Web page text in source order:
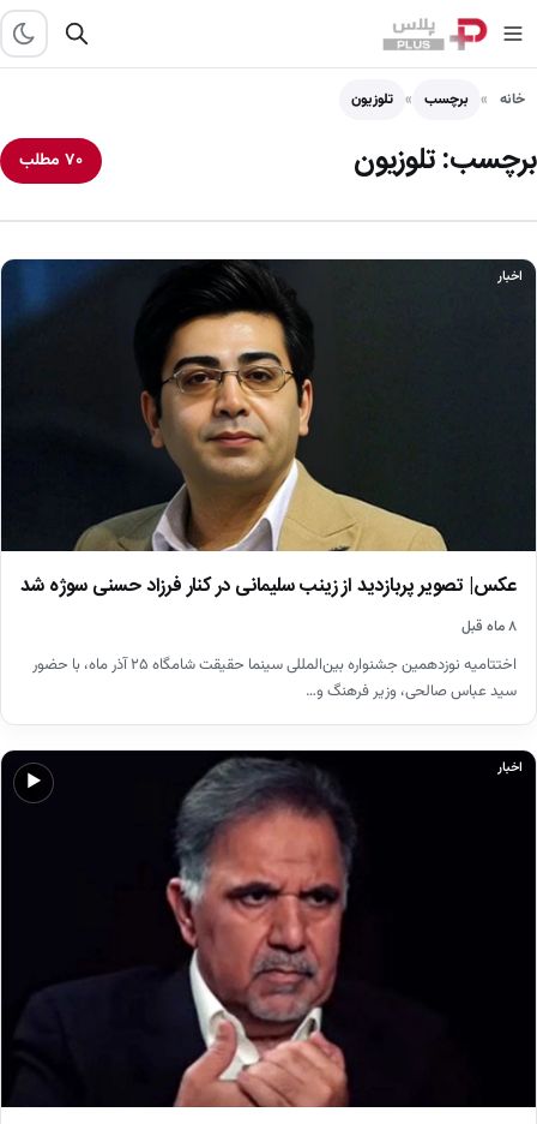
خانه برچسب تلوزیون
برچسب:تلوزیون ۷۰ مطلب
اخبار
عکس| تصویر پربازدید از زینب سلیمانی در کنار فرزاد حسنی سوژه شد
۸ ماه قبل
اختتامیه نوزدهمین جشنواره بین‌المللی سینما حقیقت شامگاه ۲۵ آذر ماه، با حضور
سید عباس صالحی، وزیر فرهنگ و…
▶
اخبار